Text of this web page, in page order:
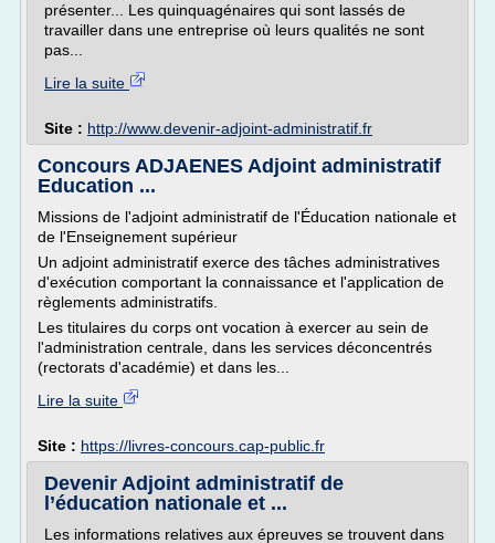
présenter... Les quinquagénaires qui sont lassés de
travailler dans une entreprise où leurs qualités ne sont
pas...
Lire la suite
Site : http://www.devenir-adjoint-administratif.fr
Concours ADJAENES Adjoint administratif
Education ...
Missions de l'adjoint administratif de l'Éducation nationale et
de l'Enseignement supérieur
Un adjoint administratif exerce des tâches administratives
d'exécution comportant la connaissance et l'application de
règlements administratifs.
Les titulaires du corps ont vocation à exercer au sein de
l'administration centrale, dans les services déconcentrés
(rectorats d'académie) et dans les...
Lire la suite
Site : https://livres-concours.cap-public.fr
Devenir Adjoint administratif de
l’éducation nationale et ...
Les informations relatives aux épreuves se trouvent dans